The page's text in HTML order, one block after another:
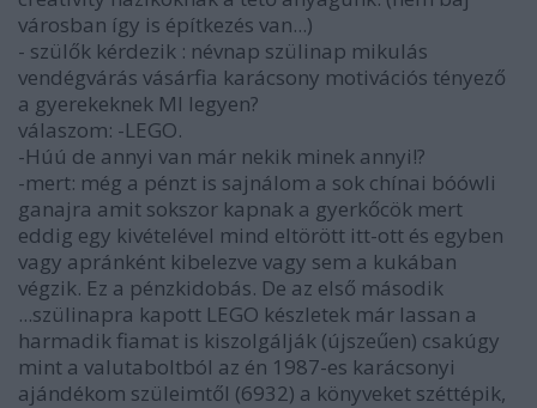
városban így is építkezés van...)
- szülők kérdezik : névnap szülinap mikulás
vendégvárás vásárfia karácsony motivációs tényező
a gyerekeknek MI legyen?
válaszom: -LEGO.
-Húú de annyi van már nekik minek annyi!?
-mert: még a pénzt is sajnálom a sok chínai bóówli
ganajra amit sokszor kapnak a gyerkőcök mert
eddig egy kivételével mind eltörött itt-ott és egyben
vagy apránként kibelezve vagy sem a kukában
végzik. Ez a pénzkidobás. De az első második
...szülinapra kapott LEGO készletek már lassan a
harmadik fiamat is kiszolgálják (újszeűen) csakúgy
mint a valutaboltból az én 1987-es karácsonyi
ajándékom szüleimtől (6932) a könyveket széttépik,